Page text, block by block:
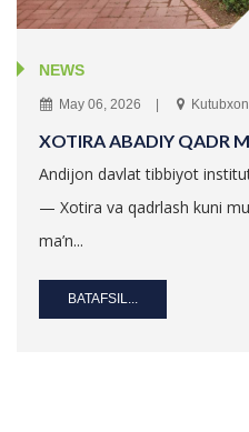
NEWS
May 06, 2026
XOTIRA ABADIY QADR
Andijon davlat tibbiyot
— Xotira va qadrlash kuni
ma’n...
BATAFSIL...